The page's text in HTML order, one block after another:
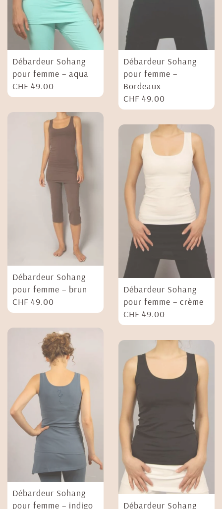
Débardeur Sohang
pour femme – aqua
CHF 49.00
Débardeur Sohang
pour femme –
Bordeaux
CHF 49.00
Débardeur Sohang
pour femme – brun
CHF 49.00
Débardeur Sohang
pour femme – crème
CHF 49.00
Débardeur Sohang
pour femme – indigo
Débardeur Sohang